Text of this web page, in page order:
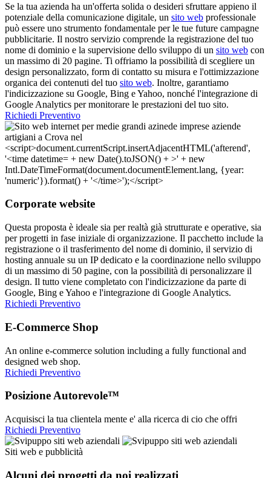
Se la tua azienda ha un'offerta solida o desideri sfruttare appieno il
potenziale della comunicazione digitale, un sito web professionale
può essere uno strumento fondamentale per le tue future campagne
pubblicitarie. Il nostro servizio comprende la registrazione del tuo
nome di dominio e la supervisione dello sviluppo di un sito web con
un massimo di 20 pagine. Ti offriamo la possibilità di scegliere un
design personalizzato, form di contatto su misura e l'ottimizzazione
organica dei contenuti del tuo sito web. Inoltre, garantiamo
l'indicizzazione su Google, Bing e Yahoo, nonché l'integrazione di
Google Analytics per monitorare le prestazioni del tuo sito.
Richiedi Preventivo
Corporate website
Questa proposta è ideale sia per realtà già strutturate e operative, sia
per progetti in fase iniziale di organizzazione. Il pacchetto include la
registrazione o il trasferimento del nome di dominio, il servizio di
hosting annuale su un IP dedicato e la coordinazione nello sviluppo
di un massimo di 50 pagine, con la possibilità di personalizzare il
design. Il tutto viene completato con l'indicizzazione da parte di
Google, Bing e Yahoo e l'integrazione di Google Analytics.
Richiedi Preventivo
E-Commerce Shop
An online e-commerce solution including a fully functional and
designed web shop.
Richiedi Preventivo
Posizione Autorevole™
Acquisisci la tua clientela mente e' alla ricerca di cio che offri
Richiedi Preventivo
Siti web e pubblicità
Alcuni dei progetti da noi realizzati